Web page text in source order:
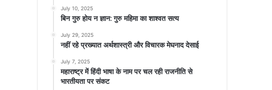
July 10, 2025
बिन गुरु होय न ज्ञान: गुरु महिमा का शाश्वत सत्य
July 29, 2025
नहीं रहे प्रख्यात अर्थशास्त्री और विचारक मेघनाद देसाई
July 7, 2025
महाराष्ट्र में हिंदी भाषा के नाम पर चल रही राजनीति से
भारतीयता पर संकट